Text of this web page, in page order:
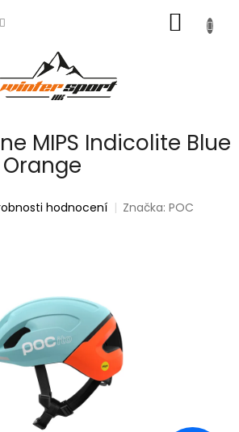
KOŠÍK
MIPS Indicolite Blue
hodnocení Značka:POC